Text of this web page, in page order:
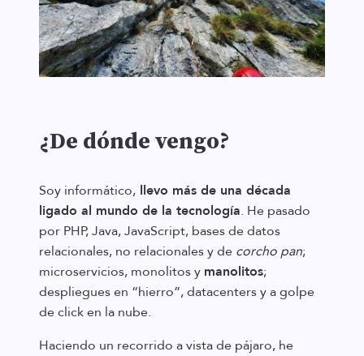
¿De dónde vengo?
Soy informático, llevo más de una década
ligado al mundo de la tecnología. He pasado
por PHP, Java, JavaScript, bases de datos
relacionales, no relacionales y de corcho pan;
microservicios, monolitos y manolitos;
despliegues en “hierro”, datacenters y a golpe
de click en la nube.
Haciendo un recorrido a vista de pájaro, he